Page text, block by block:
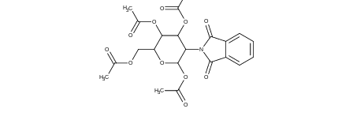
H3C
O
O O
O
O
H3C
N
O
O
O
O
O
O
H3C